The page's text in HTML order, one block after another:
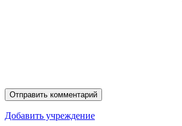
Добавить учреждение